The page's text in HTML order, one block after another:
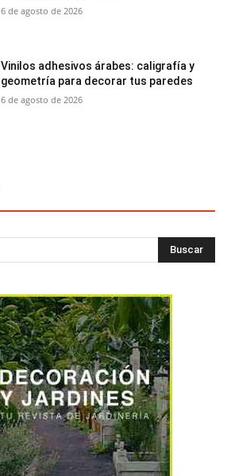
6 de agosto de 2026
Vinilos adhesivos árabes: caligrafía y
geometría para decorar tus paredes
6 de agosto de 2026
Buscar